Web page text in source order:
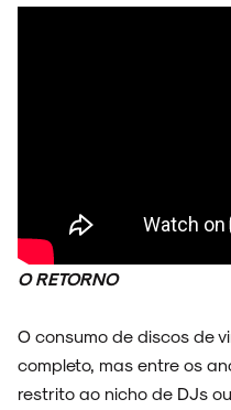
O RETORNO
O consumo de discos de
completo, mas entre os
restrito ao nicho de DJs